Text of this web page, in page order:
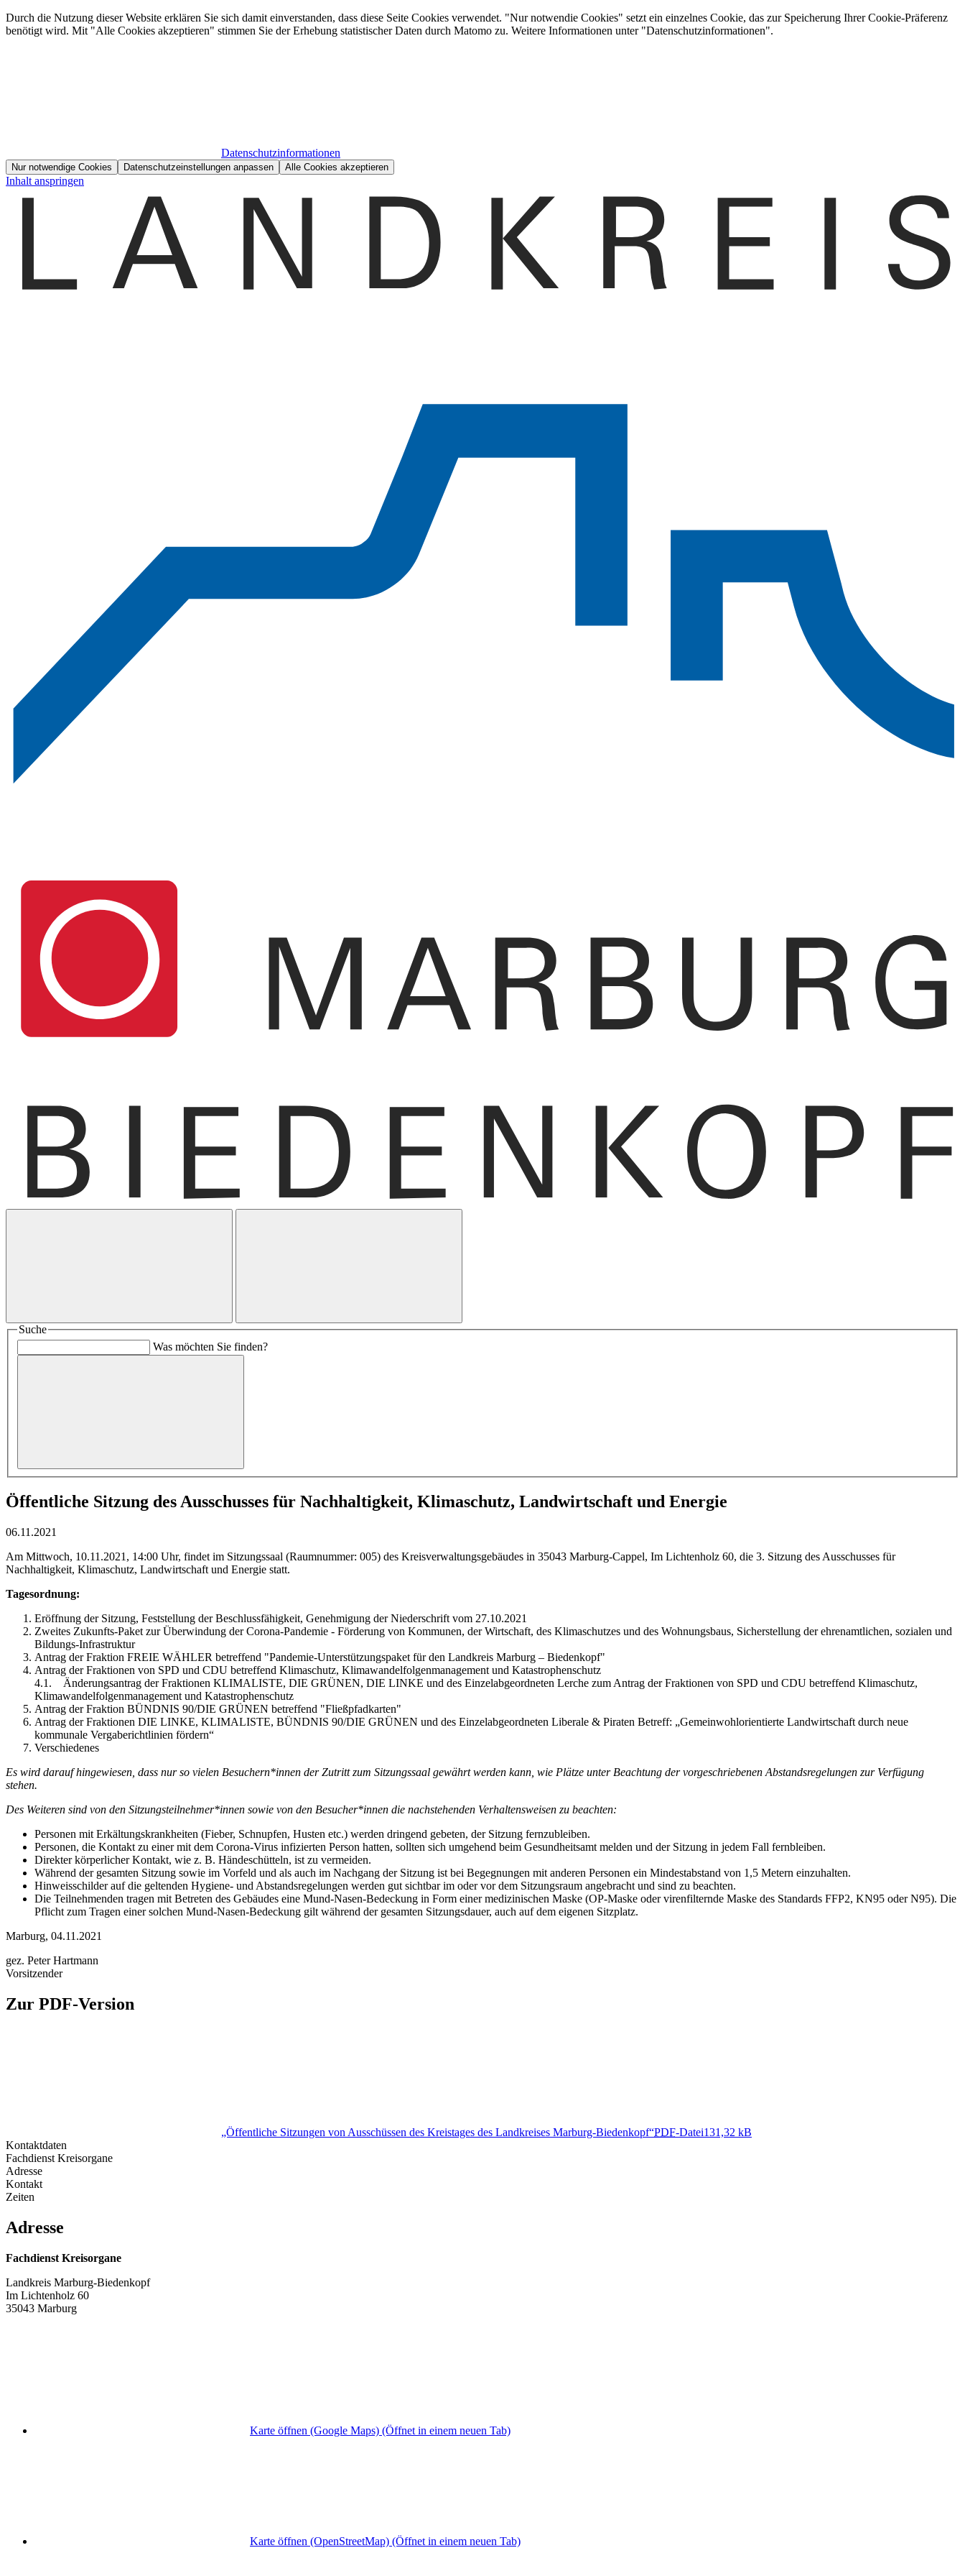
Durch die Nutzung dieser Website erklären Sie sich damit einverstanden, dass diese Seite Cookies verwendet. "Nur notwendie Cookies" setzt ein einzelnes Cookie, das zur Speicherung Ihrer Cookie-Präferenz
benötigt wird. Mit "Alle Cookies akzeptieren" stimmen Sie der Erhebung statistischer Daten durch Matomo zu. Weitere Informationen unter "Datenschutzinformationen".
Datenschutzinformationen
Nur notwendige Cookies Datenschutzeinstellungen anpassen Alle Cookies akzeptieren
Inhalt anspringen
Suche
Was möchten Sie finden?
Öffentliche Sitzung des Ausschusses für Nachhaltigkeit, Klimaschutz, Landwirtschaft und Energie
06.11.2021
Am Mittwoch, 10.11.2021, 14:00 Uhr, findet im Sitzungssaal (Raumnummer: 005) des Kreisverwaltungsgebäudes in 35043 Marburg-Cappel, Im Lichtenholz 60, die 3. Sitzung des Ausschusses für
Nachhaltigkeit, Klimaschutz, Landwirtschaft und Energie statt.
Tagesordnung:
Eröffnung der Sitzung, Feststellung der Beschlussfähigkeit, Genehmigung der Niederschrift vom 27.10.2021
Zweites Zukunfts-Paket zur Überwindung der Corona-Pandemie - Förderung von Kommunen, der Wirtschaft, des Klimaschutzes und des Wohnungsbaus, Sicherstellung der ehrenamtlichen, sozialen und
Bildungs-Infrastruktur
Antrag der Fraktion FREIE WÄHLER betreffend "Pandemie-Unterstützungspaket für den Landkreis Marburg – Biedenkopf"
Antrag der Fraktionen von SPD und CDU betreffend Klimaschutz, Klimawandelfolgenmanagement und Katastrophenschutz
4.1. Änderungsantrag der Fraktionen KLIMALISTE, DIE GRÜNEN, DIE LINKE und des Einzelabgeordneten Lerche zum Antrag der Fraktionen von SPD und CDU betreffend Klimaschutz,
Klimawandelfolgenmanagement und Katastrophenschutz
Antrag der Fraktion BÜNDNIS 90/DIE GRÜNEN betreffend "Fließpfadkarten"
Antrag der Fraktionen DIE LINKE, KLIMALISTE, BÜNDNIS 90/DIE GRÜNEN und des Einzelabgeordneten Liberale & Piraten Betreff: „Gemeinwohlorientierte Landwirtschaft durch neue
kommunale Vergaberichtlinien fördern“
Verschiedenes
Es wird darauf hingewiesen, dass nur so vielen Besuchern*innen der Zutritt zum Sitzungssaal gewährt werden kann, wie Plätze unter Beachtung der vorgeschriebenen Abstandsregelungen zur Verfügung
stehen.
Des Weiteren sind von den Sitzungsteilnehmer*innen sowie von den Besucher*innen die nachstehenden Verhaltensweisen zu beachten:
Personen mit Erkältungskrankheiten (Fieber, Schnupfen, Husten etc.) werden dringend gebeten, der Sitzung fernzubleiben.
Personen, die Kontakt zu einer mit dem Corona-Virus infizierten Person hatten, sollten sich umgehend beim Gesundheitsamt melden und der Sitzung in jedem Fall fernbleiben.
Direkter körperlicher Kontakt, wie z. B. Händeschütteln, ist zu vermeiden.
Während der gesamten Sitzung sowie im Vorfeld und als auch im Nachgang der Sitzung ist bei Begegnungen mit anderen Personen ein Mindestabstand von 1,5 Metern einzuhalten.
Hinweisschilder auf die geltenden Hygiene- und Abstandsregelungen werden gut sichtbar im oder vor dem Sitzungsraum angebracht und sind zu beachten.
Die Teilnehmenden tragen mit Betreten des Gebäudes eine Mund-Nasen-Bedeckung in Form einer medizinischen Maske (OP-Maske oder virenfilternde Maske des Standards FFP2, KN95 oder N95). Die
Pflicht zum Tragen einer solchen Mund-Nasen-Bedeckung gilt während der gesamten Sitzungsdauer, auch auf dem eigenen Sitzplatz.
Marburg, 04.11.2021
gez. Peter Hartmann
Vorsitzender
Zur PDF-Version
„Öffentliche Sitzungen von Ausschüssen des Kreistages des Landkreises Marburg-Biedenkopf“PDF-Datei131,32 kB
Kontaktdaten
Fachdienst Kreisorgane
Adresse
Kontakt
Zeiten
Adresse
Fachdienst Kreisorgane
Landkreis Marburg-Biedenkopf
Im Lichtenholz 60
35043 Marburg
Karte öffnen (Google Maps) (Öffnet in einem neuen Tab)
Karte öffnen (OpenStreetMap) (Öffnet in einem neuen Tab)